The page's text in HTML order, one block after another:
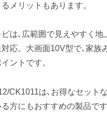
メリットもあります。
は､広範囲で見えやすく地
応。大画面10V型で､家族
ントです。
CK1011は､お得なセット
方にもおすすめの製品です